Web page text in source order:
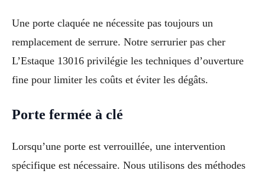
Une porte claquée ne nécessite pas toujours un
remplacement de serrure. Notre serrurier pas cher
L’Estaque 13016 privilégie les techniques d’ouverture
fine pour limiter les coûts et éviter les dégâts.
Porte fermée à clé
Lorsqu’une porte est verrouillée, une intervention
spécifique est nécessaire. Nous utilisons des méthodes